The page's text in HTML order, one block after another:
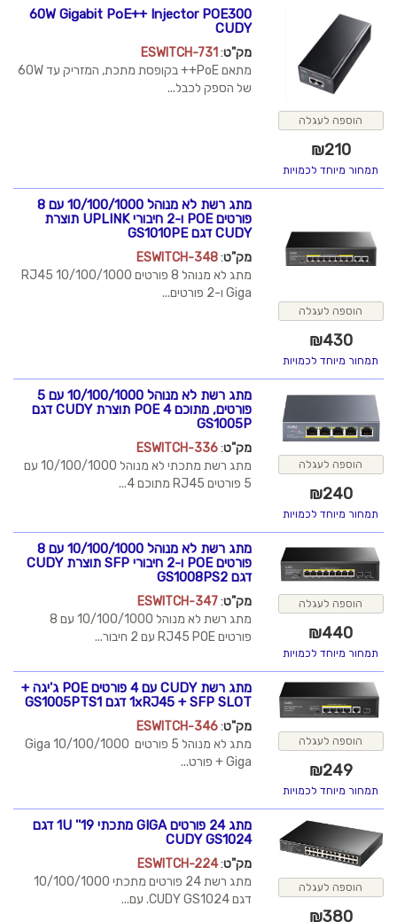
60W Gigabit PoE++ Injector POE300
CUDY
מק"ט:
ESWITCH-731
מתאם PoE++ בקופסת מתכת, המזריק עד 60W
של הספק לכבל...
מתג רשת לא מנוהל 10/100/1000 עם 8
פורטים POE ו-2 חיבורי UPLINK תוצרת
CUDY דגם GS1010PE
מק"ט:
ESWITCH-348
מתג לא מנוהל 8 פורטים RJ45 10/100/1000
מתג רשת לא מנוהל 10/100/1000 עם 5
פורטים, מתוכם 4 POE תוצרת CUDY דגם
GS1005P
מתג רשת מתכתי לא מנוהל 10/100/1000 עם
מתג רשת לא מנוהל 10/100/1000 עם 8
פורטים POE ו-2 חיבורי SFP תוצרת CUDY
דגם GS1008PS2
מק"ט:
ESWITCH-347
מתג רשת לא מנוהל 10/100/1000 עם 8
פורטים RJ45 POE עם 2 חיבור...
מתג רשת CUDY עם 4 פורטים POE ג'יגה +
1xRJ45 + SFP SLOT דגם GS1005PTS1
מתג לא מנוהל 5 פורטים Giga 10/100/1000
מתג 24 פורטים GIGA מתכתי 19'' 1U דגם
CUDY GS1024
מק"ט:
ESWITCH-224
מתג רשת 24 פורטים מתכתי 10/100/1000
דגם CUDY GS1024. עם...